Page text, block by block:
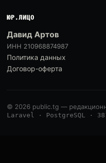
ЮР.ЛИЦО
Давид Артов
ИНН 210968874987
Политика данных
Договор-оферта
© 2026 public.tg —
Laravel · PostgreSQL ·